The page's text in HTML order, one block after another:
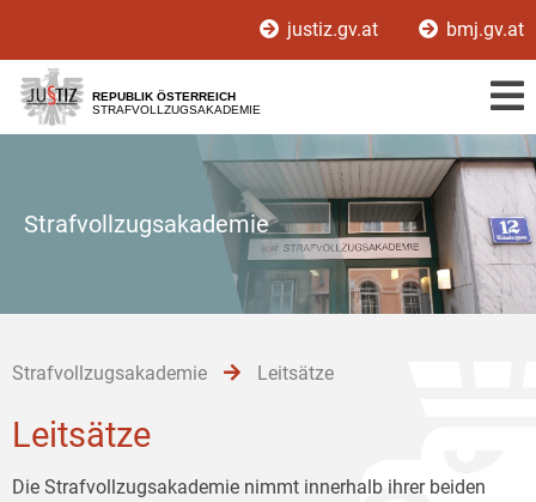
[1]
[2]
[3]
justiz.gv.at bmj.gv.at
REPUBLIK ÖSTERREICH
STRAFVOLLZUGSAKADEMIE
Strafvollzugsakademie
Strafvollzugsakademie Leitsätze
Leitsätze
Die Strafvollzugsakademie nimmt innerhalb ihrer beiden